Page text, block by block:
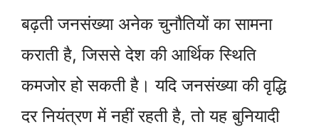
बढ़ती जनसंख्या अनेक चुनौतियों का सामना
कराती है, जिससे देश की आर्थिक स्थिति
कमजोर हो सकती है। यदि जनसंख्या की वृद्धि
दर नियंत्रण में नहीं रहती है, तो यह बुनियादी